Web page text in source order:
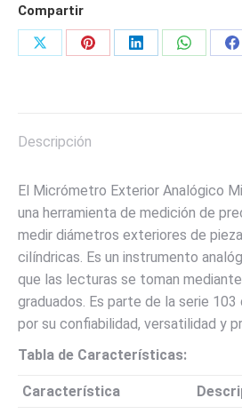
Compartir
Share
Share
Share
Share
Descripción
El Micrómetro Exterior Analógico
una herramienta de medición de
medir diámetros exteriores de
cilíndricas. Es un instrumento
que las lecturas se toman
graduados. Es parte de la serie
por su confiabilidad, versatilidad y
Tabla de Características:
Característica